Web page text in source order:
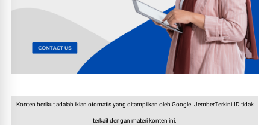
Konten berikut adalah iklan otomatis yang ditampilkan oleh Google. JemberTerkini.ID tidak
terkait dengan materi konten ini.